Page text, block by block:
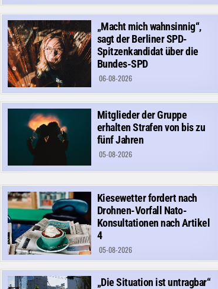
„Macht mich wahnsinnig“,
sagt der Berliner SPD-
Spitzenkandidat über die
Bundes-SPD
06-08-2026
Mitglieder der Gruppe
erhalten Strafen von bis zu
fünf Jahren
05-08-2026
Kiesewetter fordert nach
Drohnen-Vorfall Nato-
Konsultationen nach Artikel
4
05-08-2026
„Die Situation ist untragbar“